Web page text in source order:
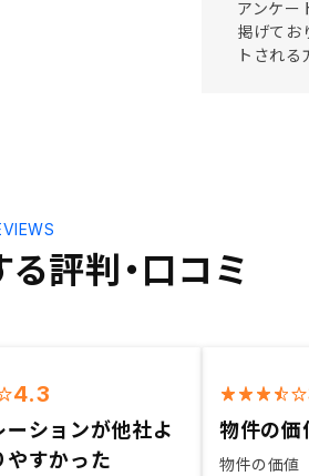
アンケー
掲げてお
トされ
評判・口コミ
4.3
ーションが他社よ
やすかった
物件の価
物件の価値